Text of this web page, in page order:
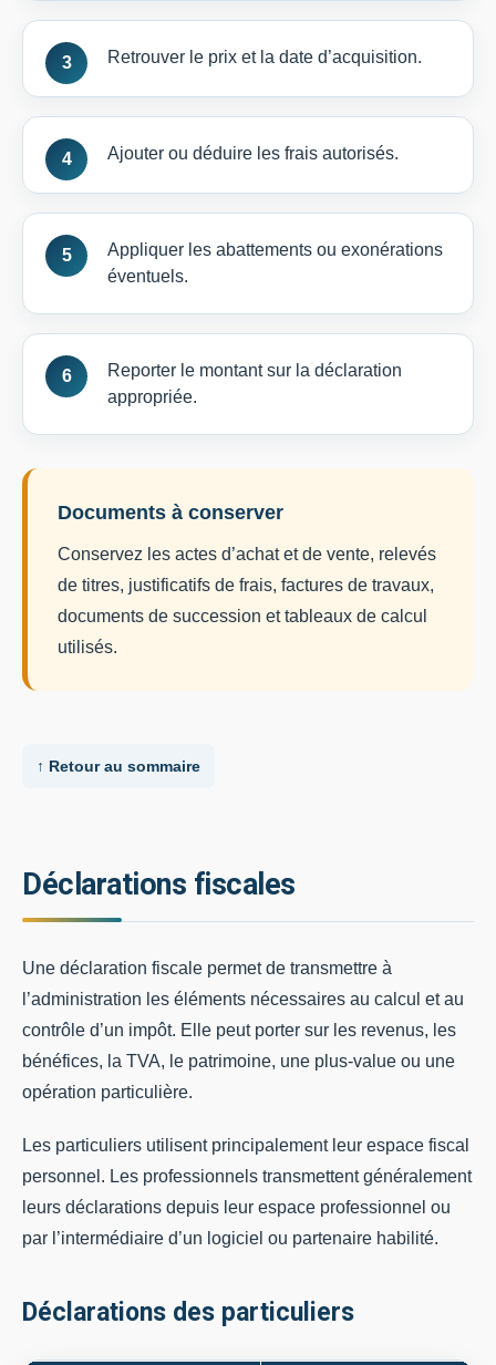
Retrouver le prix et la date d’acquisition.
Ajouter ou déduire les frais autorisés.
Appliquer les abattements ou exonérations
éventuels.
Reporter le montant sur la déclaration
appropriée.
Documents à conserver
Conservez les actes d’achat et de vente, relevés
de titres, justificatifs de frais, factures de travaux,
documents de succession et tableaux de calcul
utilisés.
↑ Retour au sommaire
Déclarations fiscales
Une déclaration fiscale permet de transmettre à
l’administration les éléments nécessaires au calcul et au
contrôle d’un impôt. Elle peut porter sur les revenus, les
bénéfices, la TVA, le patrimoine, une plus-value ou une
opération particulière.
Les particuliers utilisent principalement leur espace fiscal
personnel. Les professionnels transmettent généralement
leurs déclarations depuis leur espace professionnel ou
par l’intermédiaire d’un logiciel ou partenaire habilité.
Déclarations des particuliers